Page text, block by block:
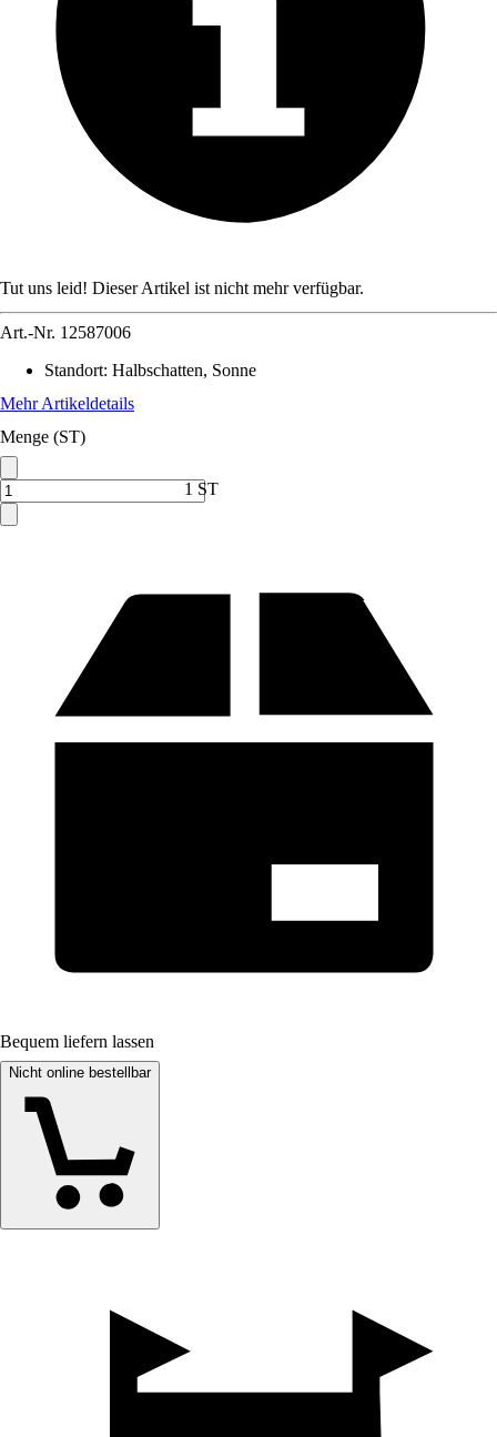
Tut uns leid! Dieser Artikel ist nicht mehr verfügbar.
Art.-Nr. 12587006
Standort: Halbschatten, Sonne
Mehr Artikeldetails
Menge (ST)
1 ST
Bequem liefern lassen
Nicht online bestellbar